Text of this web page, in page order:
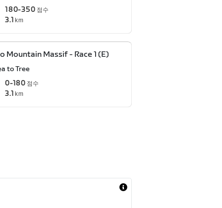
180-350 점수
3.1 km
Mountain Massif - Race 1 (E)
to Tree
0-180 점수
3.1 km